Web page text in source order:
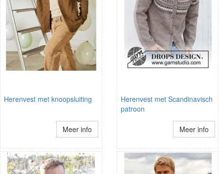
Herenvest met knoopsluiting
Meer info
Herenvest met Scandinavisch
patroon
Meer info